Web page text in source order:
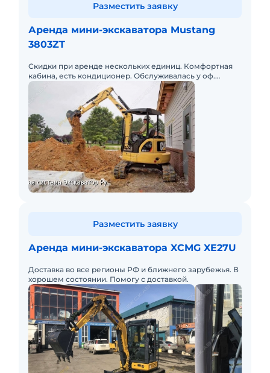
Аренда мини-экскаватора Mustang
3803ZT
Скидки при аренде нескольких единиц. Комфортная
кабина, есть кондиционер. Обслуживалась у оф.
дилера.
Разместить заявку
Аренда мини-экскаватора XCMG XE27U
Доставка во все регионы РФ и ближнего зарубежья. В
хорошем состоянии. Помогу с доставкой.
Разместить заявку